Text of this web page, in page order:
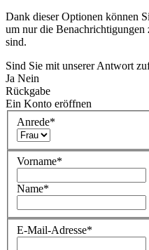
Dank dieser Optionen können
um nur die Benachrichtigungen
sind.
Sind Sie mit unserer Antwort
Ja Nein
Rückgabe
Ein Konto eröffnen
Anrede*
Vorname*
Name*
E-Mail-Adresse*